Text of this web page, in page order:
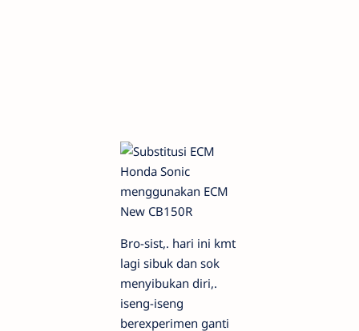
Bro-sist,. hari ini kmt
lagi sibuk dan sok
menyibukan diri,.
iseng-iseng
berexperimen ganti